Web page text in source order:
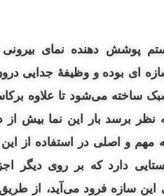
پوشش دهنده نمای بیرونی
ای بوده و وظیفهٔ جدایی
ساخته می‌شود تا علاوه
برسد بار این نما بیش از
مهم و اصلی در استفاده از
دارد که بر روی دیگر
این سازه فرود می‌آید، از